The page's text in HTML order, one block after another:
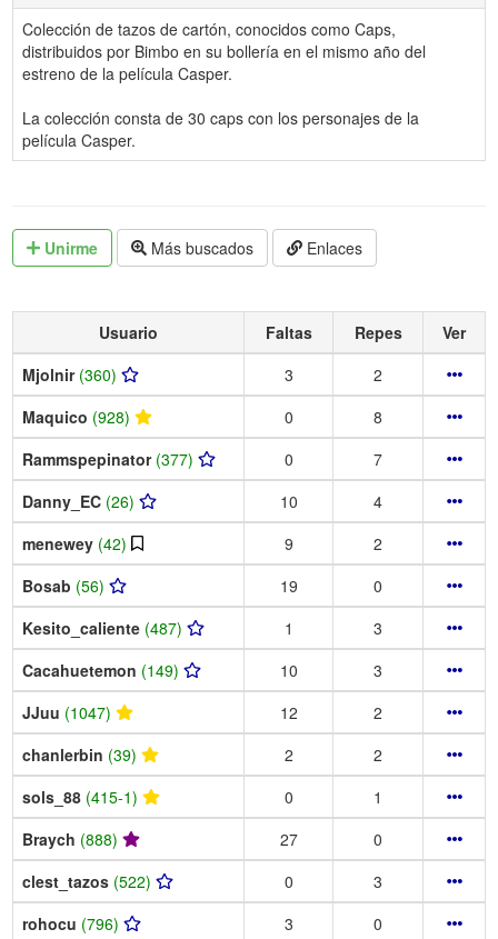
Colección de tazos de cartón, conocidos como Caps,
distribuidos por Bimbo en su bollería en el mismo año del
estreno de la película Casper.
La colección consta de 30 caps con los personajes de la
película Casper.
Unirme Más buscados Enlaces
Usuario Faltas Repes
Ver
Mjolnir (360) 3
2
Maquico (928) 0
8
Rammspepinator (377) 0
7
Danny_EC (26) 10
4
menewey (42) 9
2
Bosab (56) 19
0
Kesito_caliente (487) 1
3
Cacahuetemon (149) 10
3
JJuu (1047) 12
2
chanlerbin (39) 2
2
sols_88 (415-1) 0
1
Braych (888) 27
0
clest_tazos (522) 0
3
rohocu (796) 3 0